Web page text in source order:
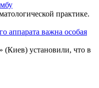
практике.
аппарата важна особая
установили, что в